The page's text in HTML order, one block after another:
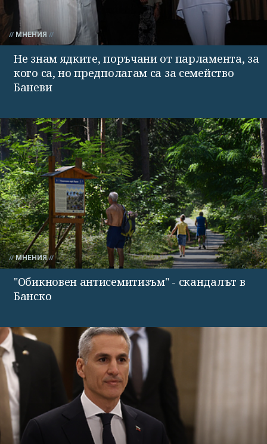
МНЕНИЯ
Не знам ядките, поръчани от парламента, за
кого са, но предполагам са за семейство
Баневи
МНЕНИЯ
"Обикновен антисемитизъм" - скандалът в
Банско